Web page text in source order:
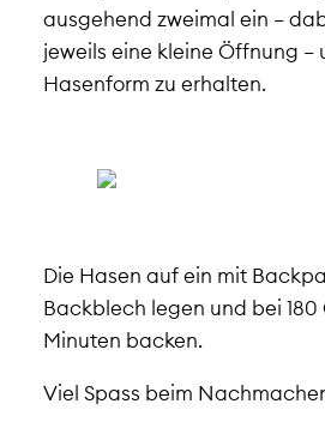
ausgehend zweimal ein –
jeweils eine kleine Öffnung –
Hasenform zu erhalten.
Die Hasen auf ein mit
Backblech legen und bei 180
Minuten backen.
Viel Spass beim